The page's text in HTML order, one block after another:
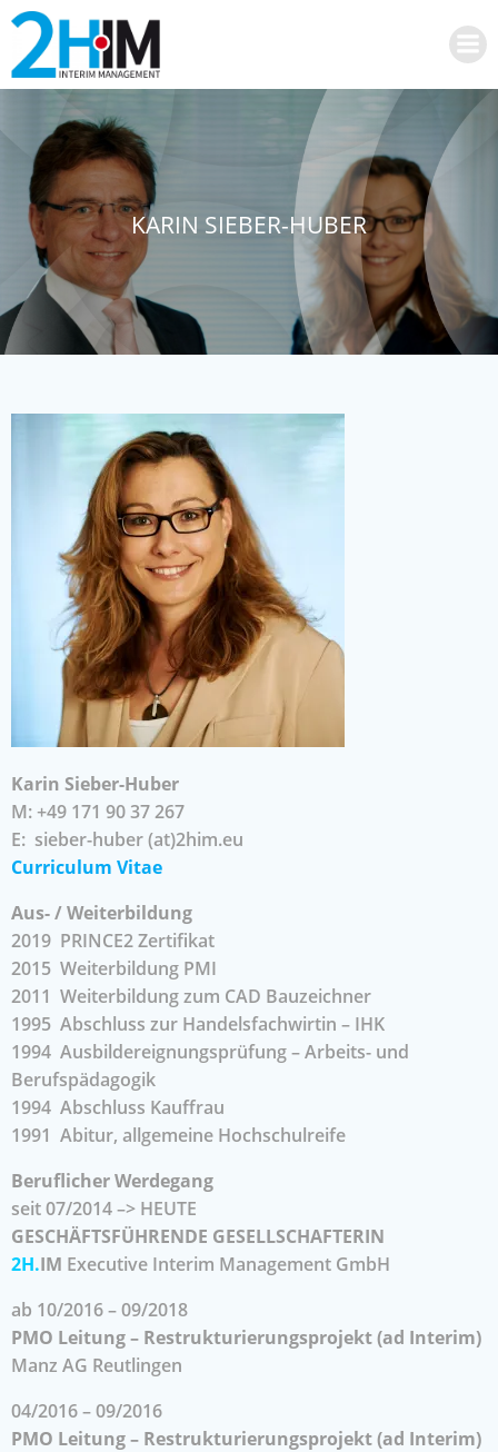
KARIN SIEBER-HUBER
Karin Sieber-Huber
M: +49 171 90 37 267
E: sieber-huber (at)2him.eu
Curriculum Vitae
Aus- / Weiterbildung
2019 PRINCE2 Zertifikat
2015 Weiterbildung PMI
2011 Weiterbildung zum CAD Bauzeichner
1995 Abschluss zur Handelsfachwirtin – IHK
1994 Ausbildereignungsprüfung – Arbeits- und
Berufspädagogik
1994 Abschluss Kauffrau
1991 Abitur, allgemeine Hochschulreife
Beruflicher Werdegang
seit 07/2014 –> HEUTE
GESCHÄFTSFÜHRENDE GESELLSCHAFTERIN
2H.IM Executive Interim Management GmbH
ab 10/2016 – 09/2018
PMO Leitung – Restrukturierungsprojekt (ad Interim)
Manz AG Reutlingen
04/2016 – 09/2016
PMO Leitung – Restrukturierungsprojekt (ad Interim)